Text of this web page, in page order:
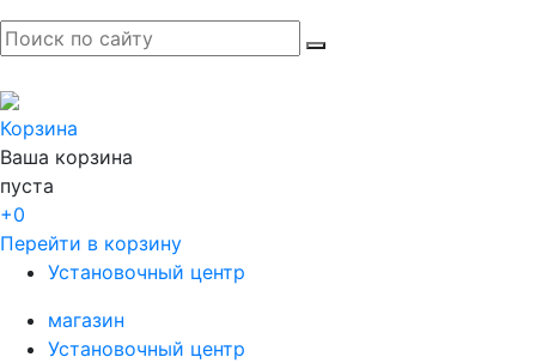
Корзина
Ваша корзина
пуста
+0
Перейти в корзину
Установочный центр
магазин
Установочный центр